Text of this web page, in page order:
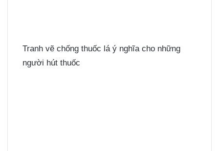
Tranh vẽ chống thuốc lá ý nghĩa cho những
người hút thuốc